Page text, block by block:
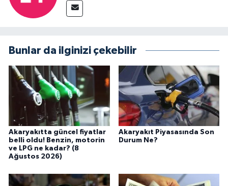
Bunlar da ilginizi çekebilir
Akaryakıtta güncel fiyatlar
belli oldu! Benzin, motorin
ve LPG ne kadar? (8
Ağustos 2026)
Akaryakıt Piyasasında Son
Durum Ne?